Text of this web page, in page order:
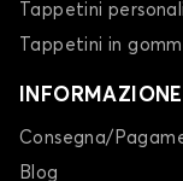
Tappetini
Tappetini in
INFORMAZIONE
Consegna/
Blog